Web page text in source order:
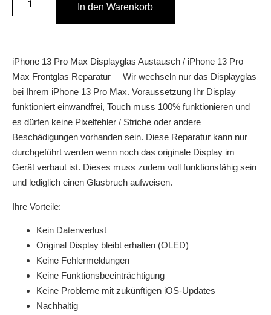
In den Warenkorb
iPhone 13 Pro Max Displayglas Austausch / iPhone 13 Pro
Max Frontglas Reparatur – Wir wechseln nur das Displayglas
bei Ihrem iPhone 13 Pro Max. Voraussetzung Ihr Display
funktioniert einwandfrei, Touch muss 100% funktionieren und
es dürfen keine Pixelfehler / Striche oder andere
Beschädigungen vorhanden sein. Diese Reparatur kann nur
durchgeführt werden wenn noch das originale Display im
Gerät verbaut ist. Dieses muss zudem voll funktionsfähig sein
und lediglich einen Glasbruch aufweisen.
Ihre Vorteile:
Kein Datenverlust
Original Display bleibt erhalten (OLED)
Keine Fehlermeldungen
Keine Funktionsbeeinträchtigung
Keine Probleme mit zukünftigen iOS-Updates
Nachhaltig